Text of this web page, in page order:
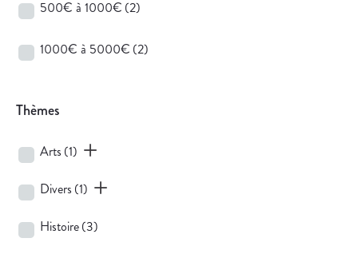
500€ à 1000€ (2)
1000€ à 5000€ (2)
Thèmes
Arts (1)
Divers (1)
Histoire(3)